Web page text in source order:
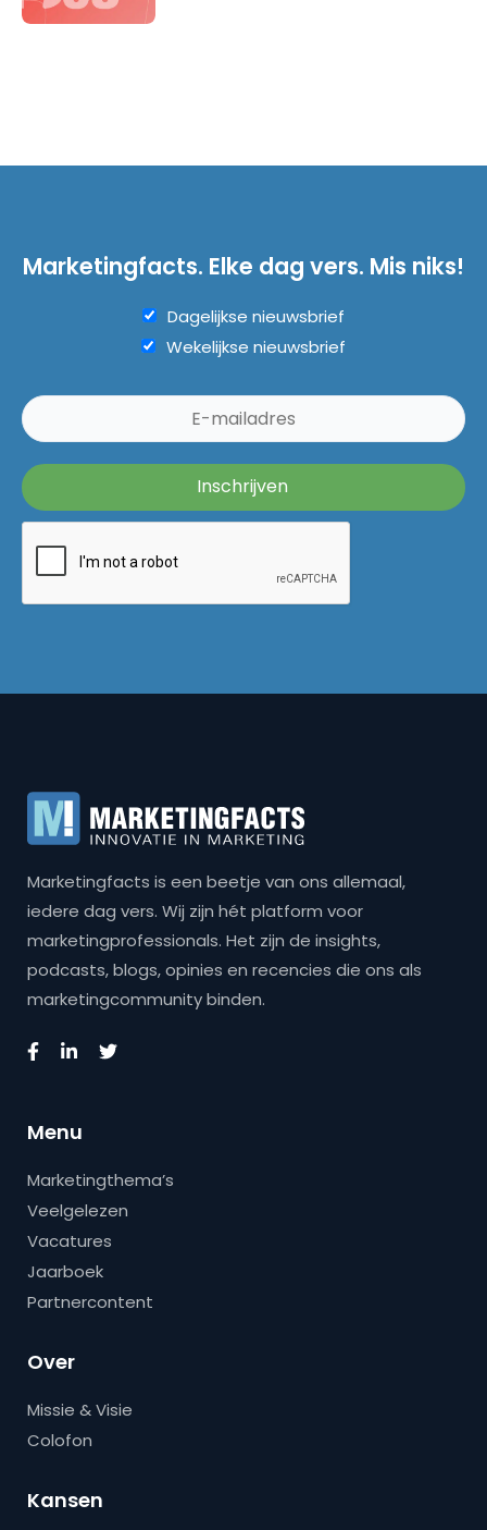
Marketingfacts. Elke dag vers. Mis niks!
Dagelijkse nieuwsbrief
Wekelijkse nieuwsbrief
Marketingfacts is een beetje van ons allemaal,
iedere dag vers. Wij zijn hét platform voor
marketingprofessionals. Het zijn de insights,
podcasts, blogs, opinies en recencies die ons als
marketingcommunity binden.
Menu
Marketingthema’s
Veelgelezen
Vacatures
Jaarboek
Partnercontent
Over
Missie & Visie
Colofon
Kansen